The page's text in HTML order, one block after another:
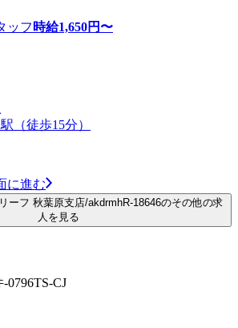
ッフ 時給1,650円〜
（徒歩15分）
に進む
ーフ 秋葉原支店/akdrmhR-18646のその他の求
人を見る
0796TS-CJ